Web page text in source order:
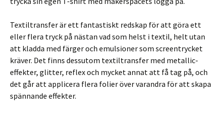
Textiltransfer är ett fantastiskt redskap för att göra ett
eller flera tryck på nästan vad som helst i textil, helt utan
att kladda med färger och emulsioner som screentrycket
kräver. Det finns dessutom textiltransfer med metallic-
effekter, glitter, reflex och mycket annat att få tag på, och
det går att applicera flera folier över varandra för att skapa
spännande effekter.